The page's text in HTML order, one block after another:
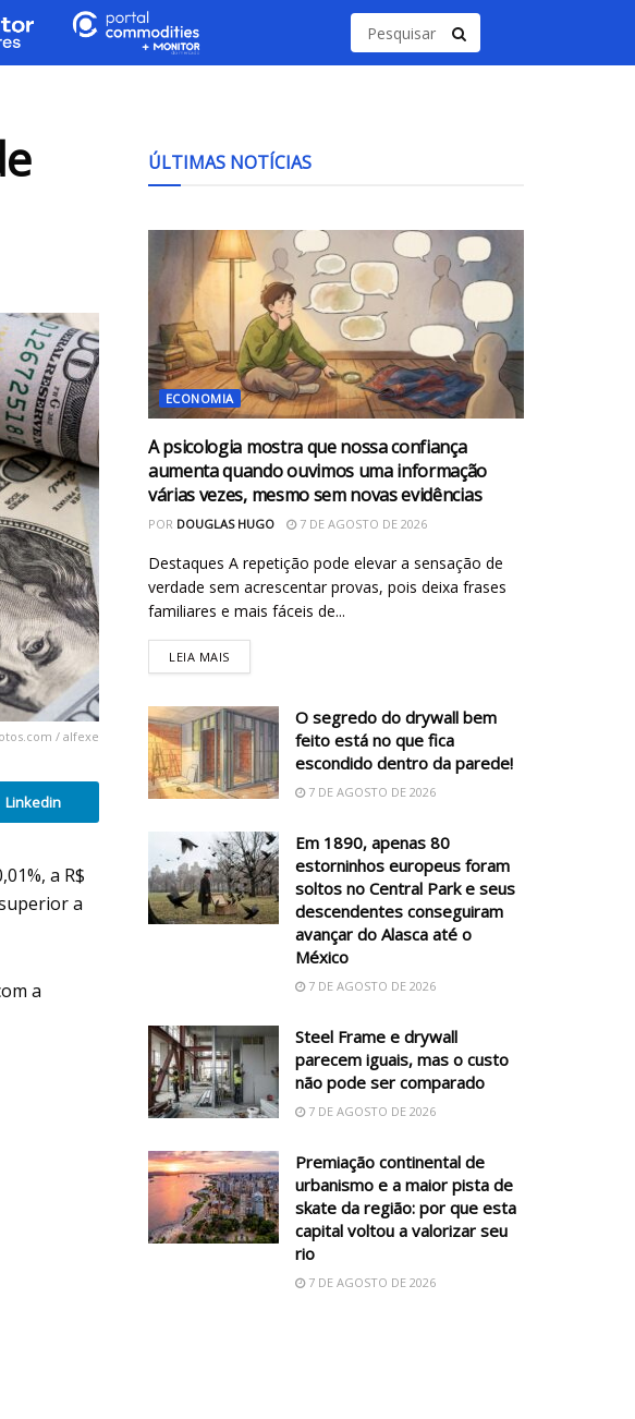
/ alfexe
Linkedin
a R$
a
a
ÚLTIMAS NOTÍCIAS
ECONOMIA
A psicologia mostra que nossa confiança
aumenta quando ouvimos uma informação
várias vezes, mesmo sem novas evidências
POR DOUGLAS HUGO 7 DE AGOSTO DE 2026
Destaques A repetição pode elevar a sensação de
verdade sem acrescentar provas, pois deixa frases
familiares e mais fáceis de...
LEIA MAIS
O segredo do drywall bem
feito está no que fica
escondido dentro da parede!
7 DE AGOSTO DE 2026
Em 1890, apenas 80
estorninhos europeus foram
soltos no Central Park e seus
descendentes conseguiram
avançar do Alasca até o
México
7 DE AGOSTO DE 2026
Steel Frame e drywall
parecem iguais, mas o custo
não pode ser comparado
7 DE AGOSTO DE 2026
Premiação continental de
urbanismo e a maior pista de
skate da região: por que esta
capital voltou a valorizar seu
rio
7 DE AGOSTO DE 2026